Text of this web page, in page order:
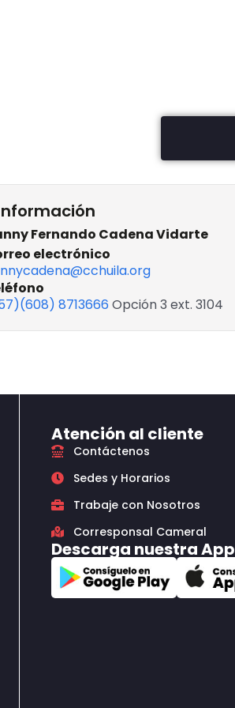
Fernando Cadena Vidarte
electrónico
8713666 Opción 3 ext. 3104
Atención al cliente
Contáctenos
Sedes y Horarios
Trabaje con Nosotros
Corresponsal Cameral
Descarga nuestra App